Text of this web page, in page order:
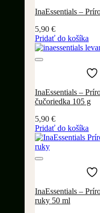
InaEssentials –
5,90 €
Pridať do košíka
InaEssentials –
čučoriedka 105 g
5,90 €
Pridať do košíka
InaEssentials –
ruky 50 ml